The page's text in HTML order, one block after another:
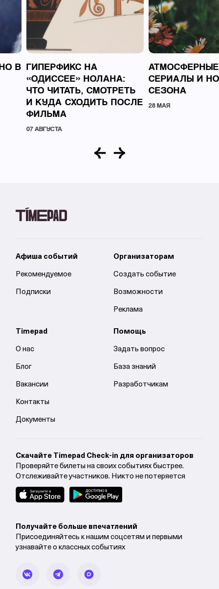
В ГИПЕРФИКС НА
«ОДИССЕЕ» НОЛАНА:
ЧТО ЧИТАТЬ, СМОТРЕТЬ
И КУДА СХОДИТЬ ПОСЛЕ
ФИЛЬМА
07 АВГУСТА
СЕРИАЛЫ И
СЕЗОНА
28 МАЯ
Афиша событий
Рекомендуемое
Подписки
Организаторам
Создать событие
Возможности
Реклама
Timepad
О нас
Блог
Вакансии
Контакты
Документы
Помощь
Задать вопрос
База знаний
Разработчикам
Cкачайте Timepad Check-in для организаторов
Проверяйте билеты на своих событиях быстрее.
Отслеживайте участников. Никто не потеряется
Получайте больше впечатлений
Присоединяйтесь к нашим соцсетям и первыми
узнавайте о классных событиях